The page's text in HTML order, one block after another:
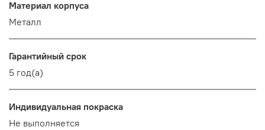
Материал корпуса
Металл
Гарантийный срок
5 год(а)
Индивидуальная покраска
Не выполняется